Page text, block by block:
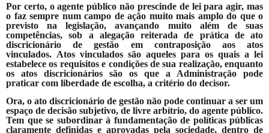
Por certo, o agente público não prescinde de lei para agir, mas
o faz sempre num campo de ação muito mais amplo do que o
previsto na legislação, avançando muito além de suas
competências, sob a alegação reiterada de prática de ato
discricionário de gestão em contraposição aos atos
vinculados. Atos vinculados são aqueles para os quais a lei
estabelece os requisitos e condições de sua realização, enquanto
os atos discricionários são os que a Administração pode
praticar com liberdade de escolha, a critério do decisor.
Ora, o ato discricionário de gestão não pode continuar a ser um
espaço de decisão subjetivo, de livre arbítrio, do agente público.
Tem que se subordinar à fundamentação de políticas públicas
claramente definidas e aprovadas pela sociedade, dentro de